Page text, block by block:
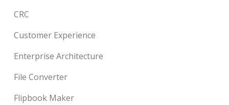
CRC
Customer Experience
Enterprise Architecture
File Converter
Flipbook Maker